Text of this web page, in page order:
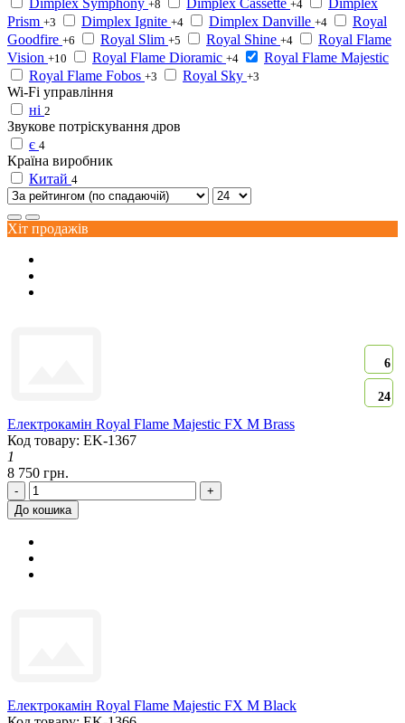
Dimplex Symphony +8 Dimplex Cassette +4
Dimplex
Prism +3 Dimplex Ignite +4 Dimplex Danville +4
Royal
Goodfire +6 Royal Slim +5 Royal Shine +4
Royal Flame
Vision +10 Royal Flame Dioramic +4
Royal Flame Majestic
Royal Flame Fobos +3 Royal Sky +3
Wi-Fi управління
ні 2
Звукове потріскування дров
є 4
Країна виробник
Китай 4
Хіт продажів
6
24
Електрокамін Royal Flame Majestic FX M Brass
Код товару: EK-1367
1
8 750 грн.
-
+
До кошика
Електрокамін Royal Flame Majestic FX M Black